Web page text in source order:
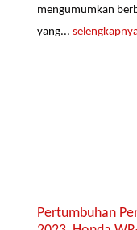
mengumumkan
yang...
Pertumbuhan